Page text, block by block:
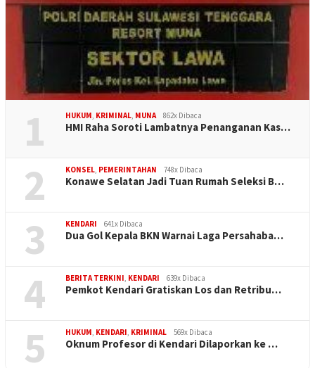
1 HUKUM KRIMINAL MUNA 862x Dibaca
HMI Raha Soroti Lambatnya Penanganan Kas…
2 KONSEL PEMERINTAHAN 748x Dibaca
Konawe Selatan Jadi Tuan Rumah Seleksi B…
3 KENDARI 641x Dibaca
Dua Gol Kepala BKN Warnai Laga Persahaba…
4 BERITA TERKINI KENDARI 639x Dibaca
Pemkot Kendari Gratiskan Los dan Retribu…
5 HUKUM KENDARI KRIMINAL 569x Dibaca
Oknum Profesor di Kendari Dilaporkan ke …